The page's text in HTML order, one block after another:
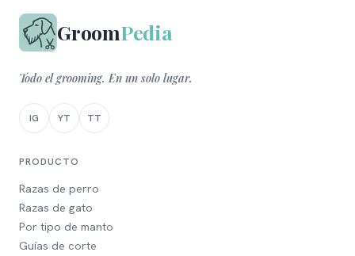
GroomPedia
Todo el grooming. En un solo lugar.
IG YT TT
PRODUCTO
Razas de perro
Razas de gato
Por tipo de manto
Guías de corte